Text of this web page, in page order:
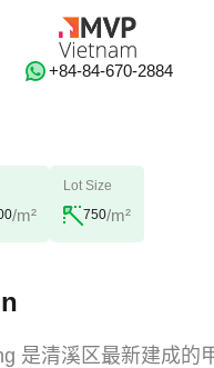
‭+84-84-670-2884‬
/m²
Lot Size
750/m²
是清溪区最新建成的